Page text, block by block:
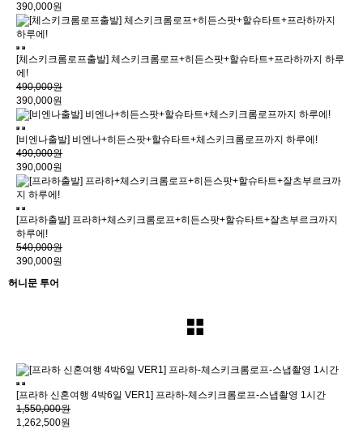
390,000원
[체스키크롬로프출발] 체스키크롬로프+히든스팟+할슈타트+프라하까지 하루
에!
490,000원
390,000원
[비엔나출발] 비엔나+히든스팟+할슈타트+체스키크롬로프까지 하루에!
490,000원
390,000원
[프라하출발] 프라하+체스키크롬로프+히든스팟+할슈타트+잘츠부르크까지
하루에!
540,000원
390,000원
허니문 투어
[프라하 신혼여행 4박6일 VER1] 프라하-체스키크롬로프-스냅촬영 1시간
1,550,000원
1,262,500원